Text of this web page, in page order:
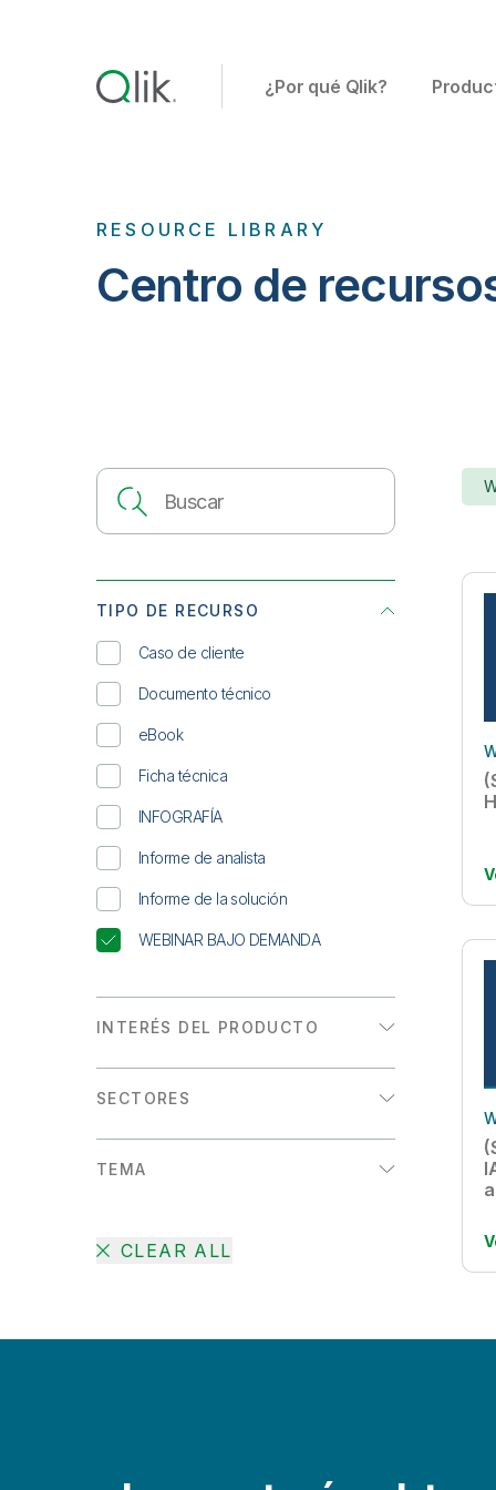
¿Por qué Qlik?
RESOURCE LIBRARY
Centro de
TIPO DE RECURSO
Caso de cliente
Documento técnico
eBook
Ficha técnica
INFOGRAFÍA
Informe de analista
Informe de la solución
WEBINAR BAJO DEMANDA
INTERÉS DEL PRODUCTO
Analítica
SECTORES
Energía y servicios públicos
TEMA
Analítica aumentada
Analítica integrada
CLEAR ALL